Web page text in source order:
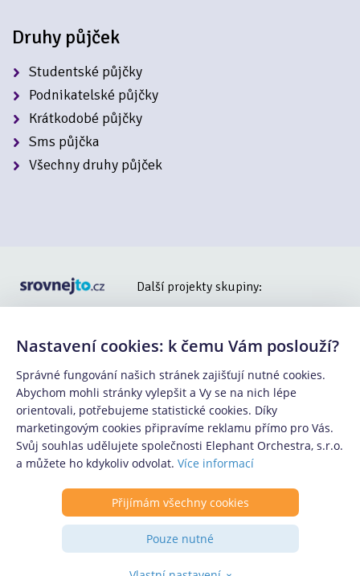
Nastavení cookies: k čemu Vám poslouží?
Správné fungování našich stránek zajišťují nutné cookies.
Abychom mohli stránky vylepšit a Vy se na nich lépe
orientovali, potřebujeme statistické cookies. Díky
marketingovým cookies připravíme reklamu přímo pro Vás.
Svůj souhlas udělujete společnosti Elephant Orchestra, s.r.o.
a můžete ho kdykoliv odvolat. Více informací
Přijímám všechny cookies
Pouze nutné
Druhy půjček
Studentské půjčky
Podnikatelské půjčky
Krátkodobé půjčky
Sms půjčka
Všechny druhy půjček
Další projekty skupiny:
Copyright © 2015 - 2025 -Elephant Orchestra, s.r.o.,
součástí Klik.cz & ePojisteni.cz s.r.o.
Povinně zveřejňované informace|Odhlášení z newsletteru
Podmínky zpracování osobních údajů|Informace o
Informace o řazení produktových